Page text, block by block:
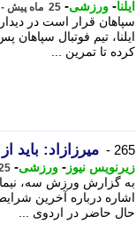
ایلنا- ورزشی- 25 ماه پیش - سه شنبه 2 مرداد 1403، 14:20
سپاهان قرار است در
ایلنا، تیم فوتبال
کرده تا تمرین ...
265 - میرزازاد: باید
زیرنویس نیوز - ورزشی- 25 ماه پیش - یکشنبه 31 تیر
به گزارش ورزش سه، نیما
اشاره درباره آخرین
حال حاضر در اردوی ...